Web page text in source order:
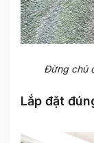
Đừng chủ
Lắp đặt